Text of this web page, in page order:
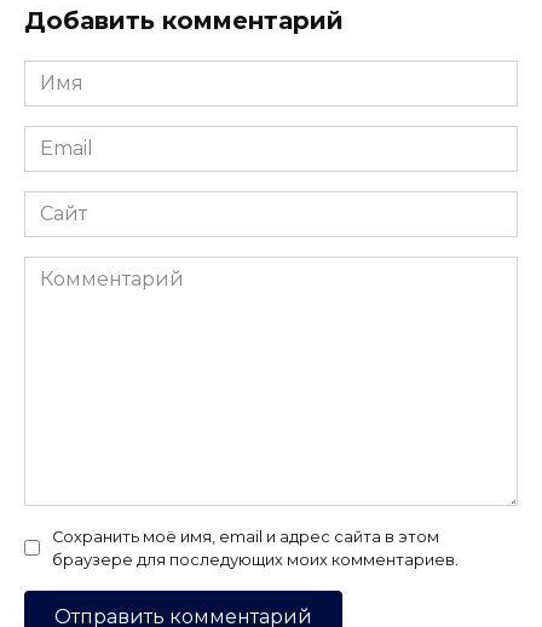
Добавить комментарий
Имя
*
Email
*
Сайт
Комментарий
Сохранить моё имя, email и адрес сайта в этом
браузере для последующих моих комментариев.